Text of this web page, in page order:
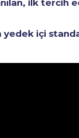
ilk tercih
içi